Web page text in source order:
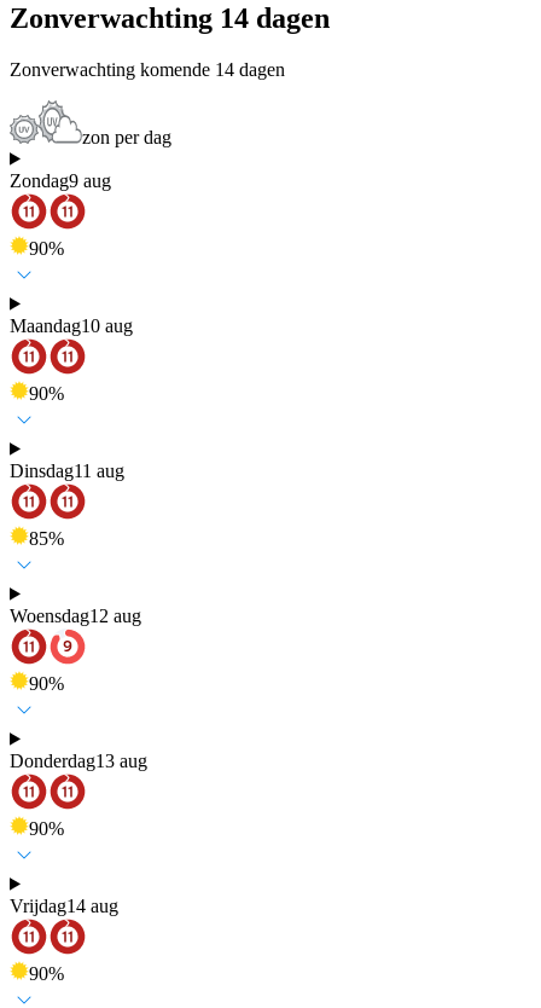
Zonverwachting 14 dagen
Zonverwachting komende 14 dagen
zon per dag
Zondag9 aug
90%
Maandag10 aug
90%
Dinsdag11 aug
85%
Woensdag12 aug
90%
Donderdag13 aug
90%
Vrijdag14 aug
90%